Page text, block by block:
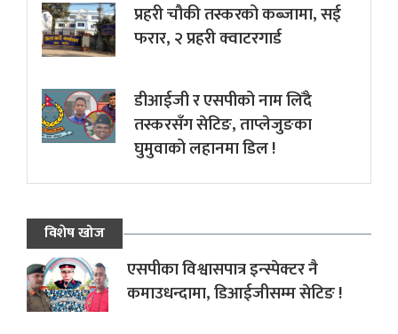
प्रहरी चौकी तस्करको कब्जामा, सई
फरार, २ प्रहरी क्वाटरगार्ड
डीआईजी र एसपीको नाम लिँदै
तस्करसँग सेटिङ, ताप्लेजुङका
घुमुवाको लहानमा डिल !
विशेष खोज
एसपीका विश्वासपात्र इन्स्पेक्टर नै
कमाउधन्दामा, डिआईजीसम्म सेटिङ !